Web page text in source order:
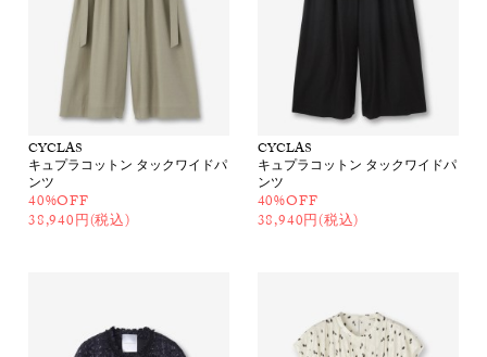
CYCLAS
キュプラコットン タックワイドパ
ンツ
40%OFF
38,940円(税込)
CYCLAS
キュプラコットン タックワイドパ
ンツ
40%OFF
38,940円(税込)